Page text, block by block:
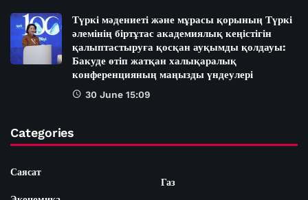
Түркі мәдениеті және мұрасы қорының Түркі
әлемінің біртұтас академиялық кеңістігін
қалыптастыруға қосқан ауқымды қолдауы:
Бакуде өтіп жатқан халықаралық
конференцияның маңызды үндеулері
30 June 15:09
Categories
Саясат
Газ